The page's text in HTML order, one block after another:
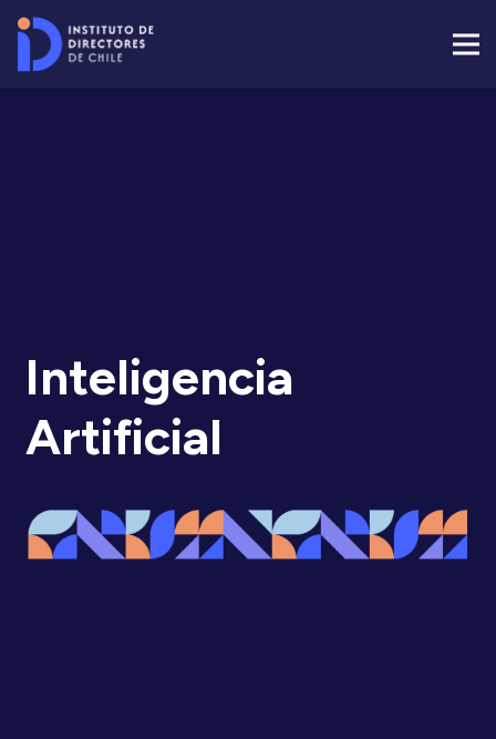
Inteligencia
Artificial